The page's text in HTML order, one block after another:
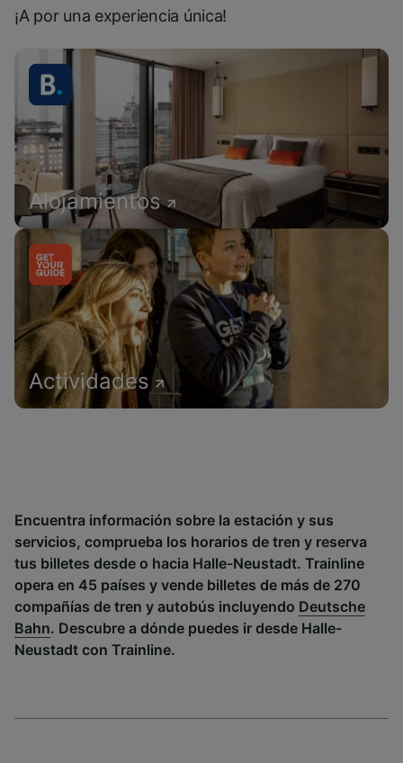
¡A por una experiencia única!
Alojamientos
Actividades
Encuentra información sobre la estación y sus
servicios, comprueba los horarios de tren y reserva
tus billetes desde o hacia Halle-Neustadt. Trainline
opera en 45 países y vende billetes de más de 270
compañías de tren y autobús incluyendo Deutsche
Bahn. Descubre a dónde puedes ir desde Halle-
Neustadt con Trainline.